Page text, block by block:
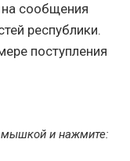
на сообщения
республики.
поступления
мышкой и нажмите: